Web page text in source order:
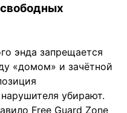
энда запрещается
«домом» и зачётной
убирают.
Free Guard Zone